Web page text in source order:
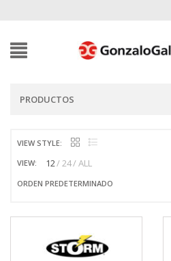
PRODUCTOS
VIEW STYLE:
VIEW:
12 24 ALL
ORDEN PREDETERMINADO